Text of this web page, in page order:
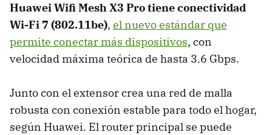
Huawei Wifi Mesh X3 Pro tiene conectividad
Wi-Fi 7 (802.11be), el nuevo estándar que
permite conectar más dispositivos, con
velocidad máxima teórica de hasta 3.6 Gbps.
Junto con el extensor crea una red de malla
robusta con conexión estable para todo el hogar,
según Huawei. El router principal se puede